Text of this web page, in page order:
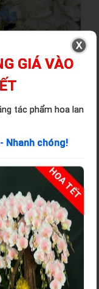
GIÁ VÀO
tác phẩm hoa lan
Nhanh chóng!
HOA TẾT